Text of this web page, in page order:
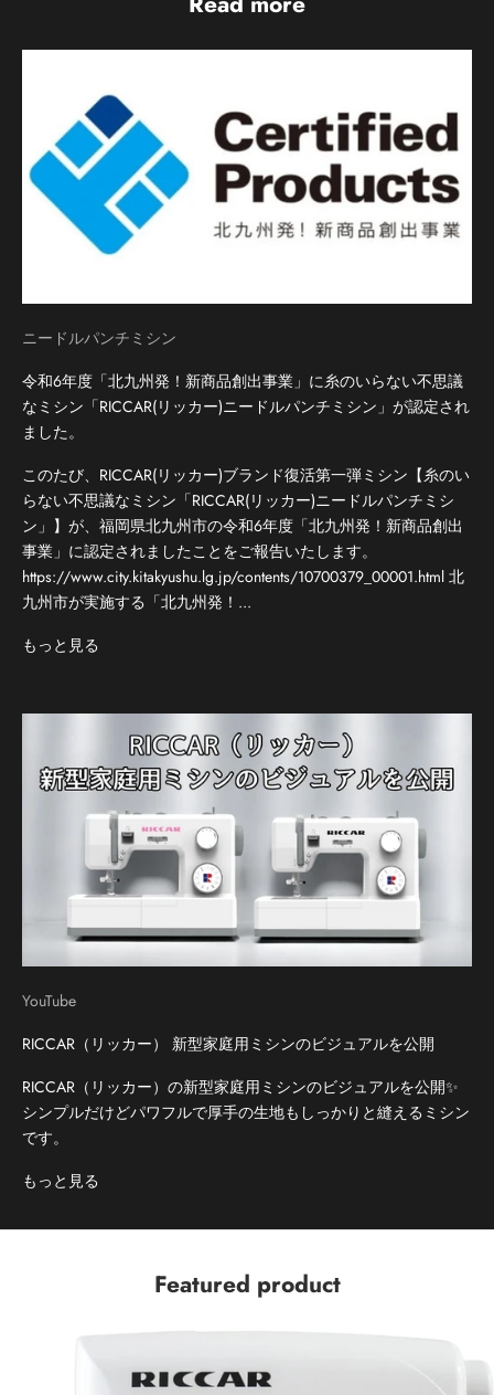
ニードルパンチミシン
令和6年度「北九州発！新商品創出事業」に糸のいらない不思議
なミシン「RICCAR(リッカー)ニードルパンチミシン」が認定され
ました。
このたび、RICCAR(リッカー)ブランド復活第一弾ミシン【糸のい
らない不思議なミシン「RICCAR(リッカー)ニードルパンチミシ
ン」】が、福岡県北九州市の令和6年度「北九州発！新商品創出
事業」に認定されましたことをご報告いたします。
https://www.city.kitakyushu.lg.jp/contents/10700379_00001.html 北
九州市が実施する「北九州発！...
もっと見る
YouTube
RICCAR（リッカー） 新型家庭用ミシンのビジュアルを公開
RICCAR（リッカー）の新型家庭用ミシンのビジュアルを公開✨
シンプルだけどパワフルで厚手の生地もしっかりと縫えるミシン
です。
もっと見る
Featured product